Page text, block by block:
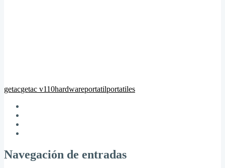
getacgetac v110hardwareportatilportatiles
Navegación de entradas